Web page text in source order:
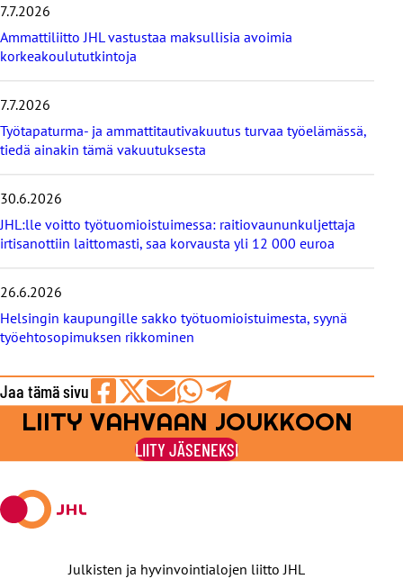
ä
t
u
u
t
i
e
t
7.7.2026
Ammattiliitto JHL vastustaa maksullisia avoimia
korkeakoulututkintoja
7.7.2026
Työtapaturma- ja ammattitautivakuutus turvaa työelämässä,
tiedä ainakin tämä vakuutuksesta
30.6.2026
JHL:lle voitto työtuomioistuimessa: raitiovaununkuljettaja
irtisanottiin laittomasti, saa korvausta yli 12 000 euroa
26.6.2026
Helsingin kaupungille sakko työtuomioistuimesta, syynä
työehtosopimuksen rikkominen
Jaa tämä sivu
Jaa
Facebookissa
Jaa
viestipalvelu
X:ssä
Jaa
sähköpostilla
Jaa
WhatsAppilla
Jaa
Telegramilla
LIITY VAHVAAN JOUKKOON
LIITY JÄSENEKSI
Julkisten ja hyvinvointialojen liitto JHL